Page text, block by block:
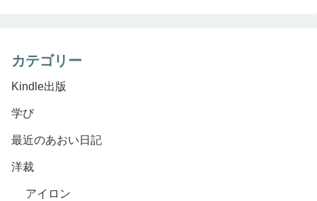
カテゴリー
Kindle出版
学び
最近のあおい日記
洋裁
アイロン